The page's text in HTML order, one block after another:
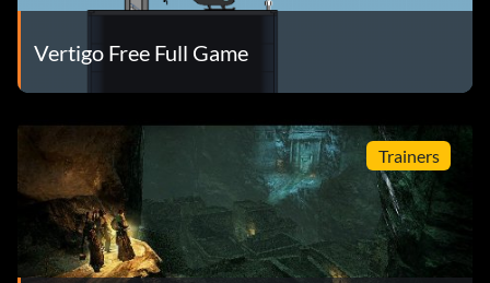
Vertigo Free Full Game
Trainers